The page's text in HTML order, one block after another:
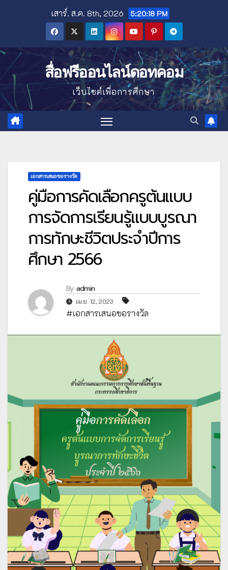
เสาร์. ส.ค. 8th, 2026 5:20:19 PM
สื่อฟรีออนไลน์ดอทคอม
เว็บไซต์เพื่อการศึกษา
เอกสารเสนอขอรางวัล
คู่มือการคัดเลือกครูต้นแบบ
การจัดการเรียนรู้แบบบูรณา
การทักษะชีวิตประจำปีการ
ศึกษา 2566
By admin
เม.ย. 12, 2023
#เอกสารเสนอขอรางวัล